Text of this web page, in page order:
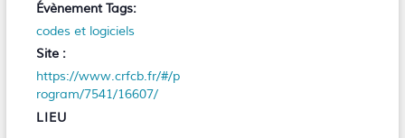
Évènement Tags:
codes et logiciels
Site :
https://www.crfcb.fr/#/p
rogram/7541/16607/
LIEU